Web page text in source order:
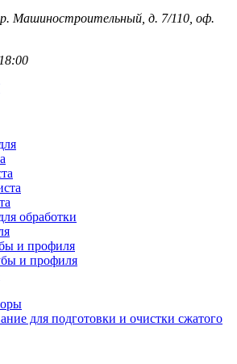
Машиностроительный, д. 7/110, оф.
обработки
и профиля
и профиля
для подготовки и очистки сжатого